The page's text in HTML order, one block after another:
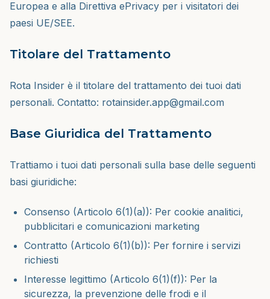
Europea e alla Direttiva ePrivacy per i visitatori dei
paesi UE/SEE.
Titolare del Trattamento
Rota Insider è il titolare del trattamento dei tuoi dati
personali. Contatto: rotainsider.app@gmail.com
Base Giuridica del Trattamento
Trattiamo i tuoi dati personali sulla base delle seguenti
basi giuridiche:
Consenso (Articolo 6(1)(a)): Per cookie analitici,
pubblicitari e comunicazioni marketing
Contratto (Articolo 6(1)(b)): Per fornire i servizi
richiesti
Interesse legittimo (Articolo 6(1)(f)): Per la
sicurezza, la prevenzione delle frodi e il